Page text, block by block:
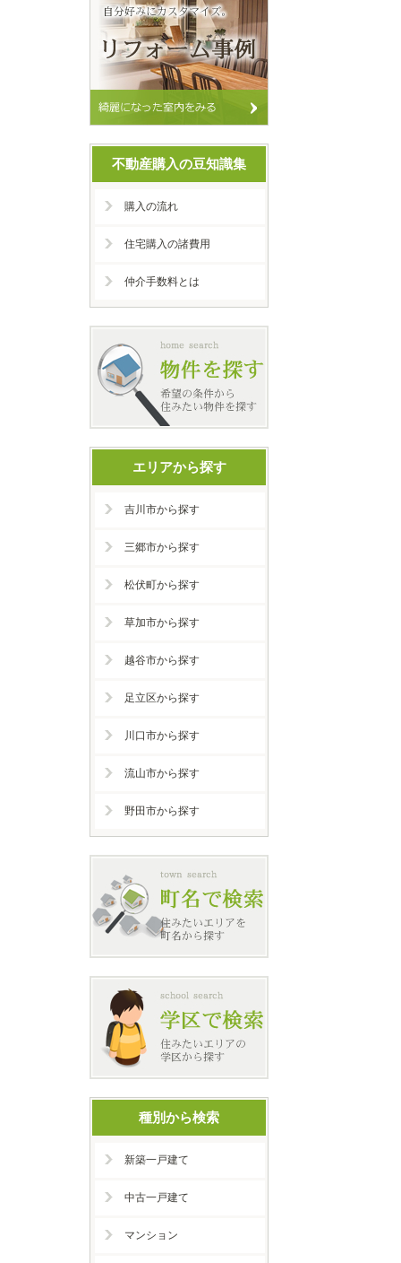
不動産購入の豆知識集
購入の流れ
住宅購入の諸費用
仲介手数料とは
エリアから探す
吉川市から探す
三郷市から探す
松伏町から探す
草加市から探す
越谷市から探す
足立区から探す
川口市から探す
流山市から探す
野田市から探す
種別から検索
新築一戸建て
中古一戸建て
マンション